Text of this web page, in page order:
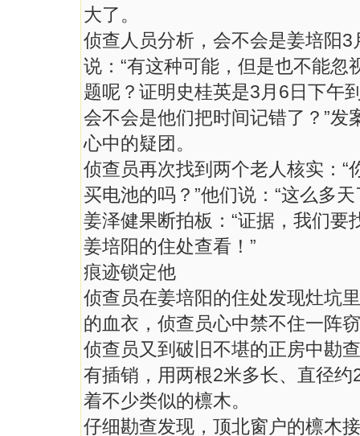
大了。
侦查人员分析，会不会是姜培阳
说：“有这种可能，但是也不能
题呢？证明史桂英是3月6日下午
会不会是他们把时间记错了？”
心中的疑团。
侦查员再次找到两个老人核实：
买电池的吗？”他们说：“这么多
姜泽健果断拍板：“证据，我们
姜培阳的住处查看！”
痕迹锁定他
侦查员在姜培阳的住处发现灶坑
的血衣，侦查员心中禁不住一阵
侦查员又到破旧不堪的正房中勘
有插销，用两根2米多长、直径
着不少类似的檩木。
仔细勘查发现，顶北窗户的檩木